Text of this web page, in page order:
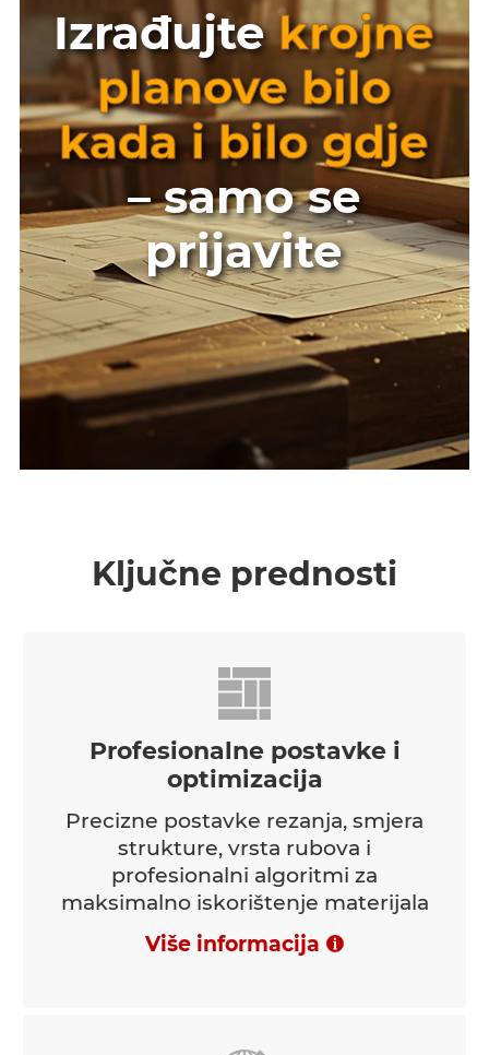
Izrađujtekrojne
planove bilo
kada i bilo gdje
– samo se
prijavite
Ključne prednosti
Profesionalne postavke i
optimizacija
Precizne postavke rezanja, smjera
strukture, vrsta rubova i
profesionalni algoritmi za
maksimalno iskorištenje materijala
Više informacija